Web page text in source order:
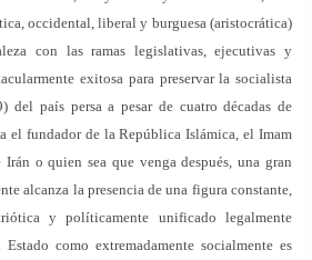
occidental, liberal y burguesa (aristocrática)
con las ramas legislativas, ejecutivas y
exitosa para preservar la socialista
del país persa a pesar de cuatro décadas de
el fundador de la República Islámica, el Imam
o quien sea que venga después, una gran
alcanza la presencia de una figura constante,
y políticamente unificado legalmente
como extremadamente socialmente es